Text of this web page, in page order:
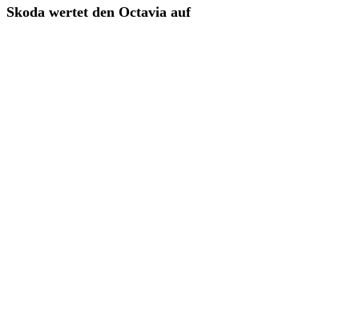
Skoda wertet den Octavia auf